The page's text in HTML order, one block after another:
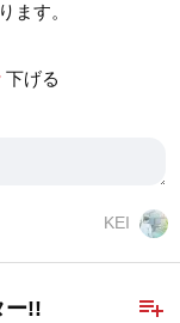
ます。
下げる
KEI
playlist_add
ー!!